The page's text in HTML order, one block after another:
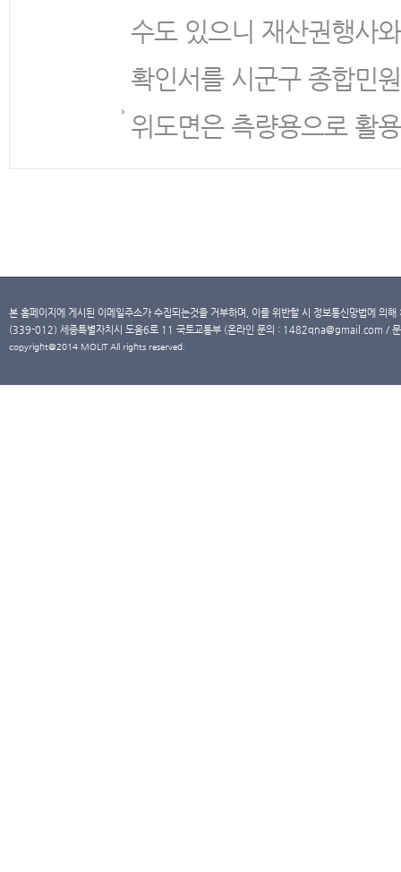
수도 있으니 재산권행사
확인서를 시군구 종합민
위도면은 측량용으로 활
본 홈페이지에 게시된 이메일주소가 수집되는것을 거부하며, 이를 위반할 시 정보통신망법에 의
(339-012) 세종특별자치시 도움6로 11 국토교통부 (온라인 문의 : 1482qna@gmail.com /
copyright@2014 MOLIT All rights reserved.